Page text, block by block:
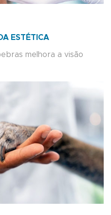
ESTÉTICA
melhora a visão